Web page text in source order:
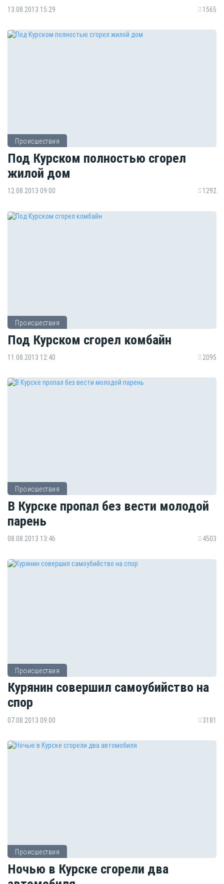
13.08.2013 15:29 1565
Происшествия
Под Курском полностью сгорел
жилой дом
12.08.2013 09:00 1292
Происшествия
Под Курском сгорел комбайн
11.08.2013 12:40 2095
Происшествия
В Курске пропал без вести молодой
парень
08.08.2013 13:46 4503
Происшествия
Курянин совершил самоубийство на
спор
07.08.2013 09:00 3181
Происшествия
Ночью в Курске сгорели два